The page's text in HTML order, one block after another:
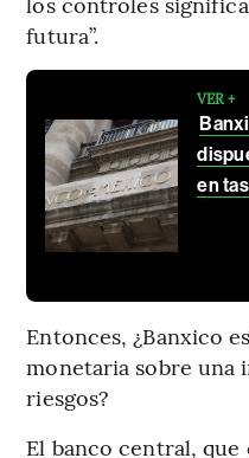
futura”.
VER +
en
Entonces, ¿Banxico
monetaria sobre una
riesgos?
El banco central, que